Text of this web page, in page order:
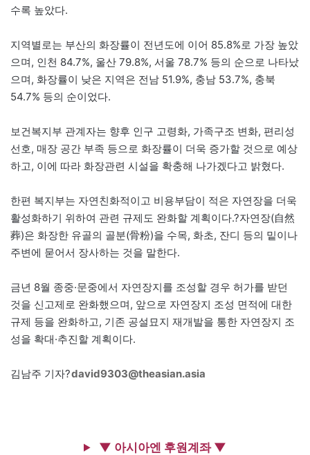
수록 높았다.
지역별로는 부산의 화장률이 전년도에 이어 85.8%로 가장 높았
으며, 인천 84.7%, 울산 79.8%, 서울 78.7% 등의 순으로 나타났
으며, 화장률이 낮은 지역은 전남 51.9%, 충남 53.7%, 충북
54.7% 등의 순이었다.
보건복지부 관계자는 향후 인구 고령화, 가족구조 변화, 편리성
선호, 매장 공간 부족 등으로 화장률이 더욱 증가할 것으로 예상
하고, 이에 따라 화장관련 시설을 확충해 나가겠다고 밝혔다.
한편 복지부는 자연친화적이고 비용부담이 적은 자연장을 더욱
활성화하기 위하여 관련 규제도 완화할 계획이다.?자연장(自然
葬)은 화장한 유골의 골분(骨粉)을 수목, 화초, 잔디 등의 밑이나
주변에 묻어서 장사하는 것을 말한다.
금년 8월 종중·문중에서 자연장지를 조성할 경우 허가를 받던
것을 신고제로 완화했으며, 앞으로 자연장지 조성 면적에 대한
규제 등을 완화하고, 기존 공설묘지 재개발을 통한 자연장지 조
성을 확대·추진할 계획이다.
김남주 기자?david9303@theasian.asia
▼ 아시아엔 후원계좌 ▼